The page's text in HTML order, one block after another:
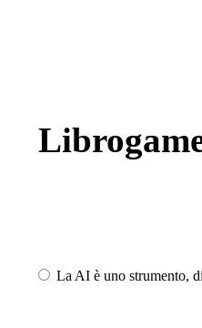
La AI è uno strumento,